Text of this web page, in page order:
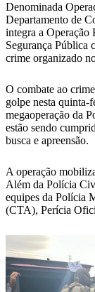
Denominada
Departamento de
integra a Operação
Segurança Pública
crime organizado
O combate ao
golpe nesta quinta-
megaoperação da
estão sendo
busca e apreensão.
A operação
Além da Polícia
equipes da Polícia
(CTA), Perícia